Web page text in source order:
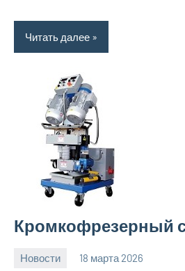
Читать далее
Кромкофрезерный
Новости 18 марта 2026